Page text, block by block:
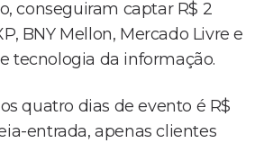
conseguiram captar R$ 2
BNY Mellon, Mercado Livre e
tecnologia da informação.
quatro dias de evento é R$
entrada, apenas clientes